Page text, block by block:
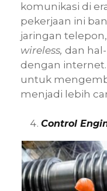
komunikasi di
pekerjaan ini
jaringan
wireless, dan
dengan
untuk
menjadi lebih
Control